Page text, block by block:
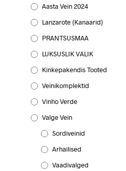
Aasta Vein 2024
Lanzarote (Kanaarid)
PRANTSUSMAA
LUKSUSLIK VALIK
Kinkepakendis Tooted
Veinikomplektid
Vinho Verde
Valge Vein
Sordiveinid
Arhailised
Vaadivalged